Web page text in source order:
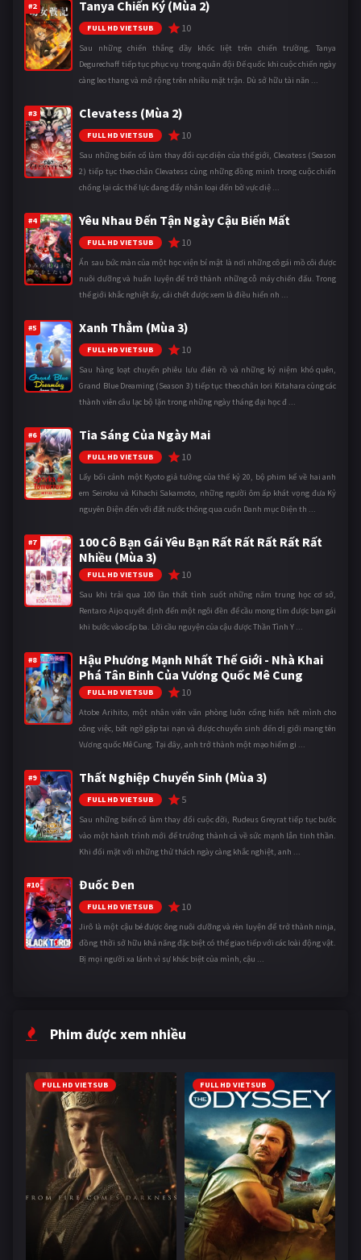
#2 Tanya Chiến Ký (Mùa 2)
FULL HD VIETSUB 10
Sau những chiến thắng đầy khốc liệt trên chiến trường, Tanya
Degurechaff tiếp tục phục vụ trong quân đội Đế quốc khi cuộc chiến ngày
càng leo thang và mở rộng trên nhiều mặt trận. Dù sở hữu tài năn ...
#3 Clevatess (Mùa 2)
FULL HD VIETSUB 10
Sau những biến cố làm thay đổi cục diện của thế giới, Clevatess (Season
2) tiếp tục theo chân Clevatess cùng những đồng minh trong cuộc chiến
chống lại các thế lực đang đẩy nhân loại đến bờ vực diệ ...
#4 Yêu Nhau Đến Tận Ngày Cậu Biến Mất
FULL HD VIETSUB 10
Ẩn sau bức màn của một học viện bí mật là nơi những cô gái mồ côi được
nuôi dưỡng và huấn luyện để trở thành những cỗ máy chiến đấu. Trong
thế giới khắc nghiệt ấy, cái chết được xem là điều hiển nh ...
#5 Xanh Thẳm (Mùa 3)
FULL HD VIETSUB 10
Sau hàng loạt chuyến phiêu lưu điên rồ và những kỷ niệm khó quên,
Grand Blue Dreaming (Season 3) tiếp tục theo chân Iori Kitahara cùng các
thành viên câu lạc bộ lặn trong những ngày tháng đại học đ ...
#6 Tia Sáng Của Ngày Mai
FULL HD VIETSUB 10
Lấy bối cảnh một Kyoto giả tưởng của thế kỷ 20, bộ phim kể về hai anh
em Seiroku và Kihachi Sakamoto, những người ôm ấp khát vọng đưa Kỷ
nguyên Điện đến với đất nước thông qua cuốn Danh mục Điện th ...
#7
100 Cô Bạn Gái Yêu Bạn Rất Rất Rất Rất Rất
Nhiều (Mùa 3)
FULL HD VIETSUB 10
Sau khi trải qua 100 lần thất tình suốt những năm trung học cơ sở,
Rentaro Aijo quyết định đến một ngôi đền để cầu mong tìm được bạn gái
khi bước vào cấp ba. Lời cầu nguyện của cậu được Thần Tình Y ...
#8
Hậu Phương Mạnh Nhất Thế Giới - Nhà Khai
Phá Tân Binh Của Vương Quốc Mê Cung
FULL HD VIETSUB 10
Atobe Arihito, một nhân viên văn phòng luôn cống hiến hết mình cho
công việc, bất ngờ gặp tai nạn và được chuyển sinh đến dị giới mang tên
Vương quốc Mê Cung. Tại đây, anh trở thành một mạo hiểm gi ...
#9 Thất Nghiệp Chuyển Sinh (Mùa 3)
FULL HD VIETSUB 5
Sau những biến cố làm thay đổi cuộc đời, Rudeus Greyrat tiếp tục bước
vào một hành trình mới để trưởng thành cả về sức mạnh lẫn tinh thần.
Khi đối mặt với những thử thách ngày càng khắc nghiệt, anh ...
#10 Đuốc Đen
FULL HD VIETSUB 10
Jirô là một cậu bé được ông nuôi dưỡng và rèn luyện để trở thành ninja,
đồng thời sở hữu khả năng đặc biệt có thể giao tiếp với các loài động vật.
Bị mọi người xa lánh vì sự khác biệt của mình, cậu ...
Phim được xem nhiều
FULL HD VIETSUB FULL HD VIETSUB